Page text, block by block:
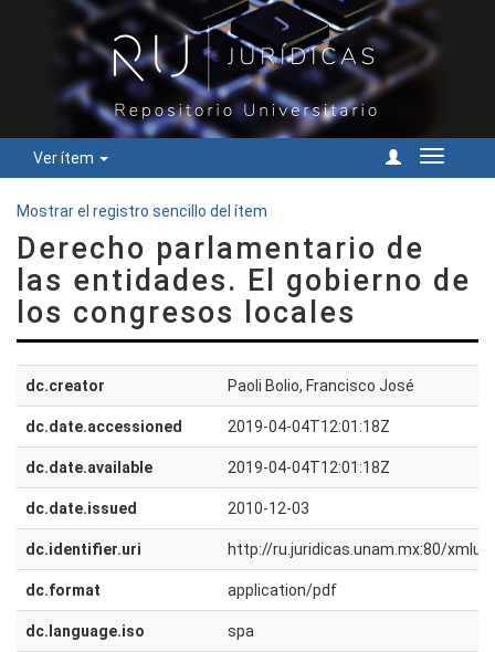
Ver ítem
Cambiar
Mostrar el registro sencillo del ítem
Derecho parlamentario de
las entidades. El gobierno de
los congresos locales
dc.creator Paoli Bolio, Francisco José
dc.date.accessioned 2019-04-04T12:01:18Z
dc.date.available 2019-04-04T12:01:18Z
dc.date.issued 2010-12-03
dc.identifier.uri http://ru.juridicas.unam.mx:80/
dc.format application/pdf
dc.language.iso spa